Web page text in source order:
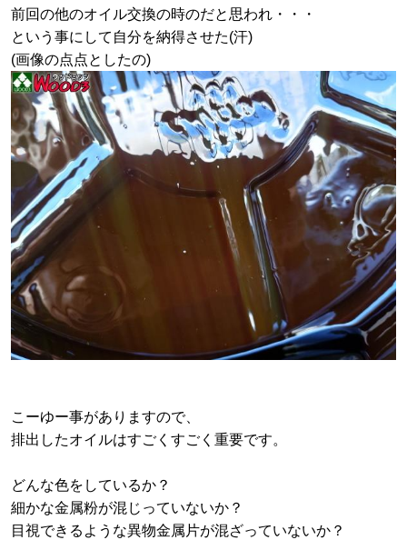
前回の他のオイル交換の時のだと思われ・・・
という事にして自分を納得させた(汗)
(画像の点点としたの)
こーゆー事がありますので、
排出したオイルはすごくすごく重要です。
どんな色をしているか？
細かな金属粉が混じっていないか？
目視できるような異物金属片が混ざっていないか？